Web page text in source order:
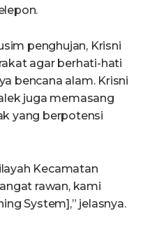
penghujan, Krisni
agar berhati-hati
bencana alam. Krisni
juga memasang
yang berpotensi
Kecamatan
rawan, kami
System],” jelasnya.